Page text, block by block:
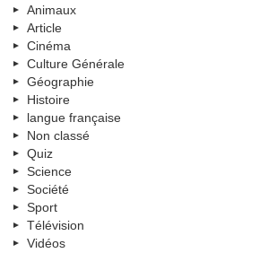
Animaux
Article
Cinéma
Culture Générale
Géographie
Histoire
langue française
Non classé
Quiz
Science
Société
Sport
Télévision
Vidéos